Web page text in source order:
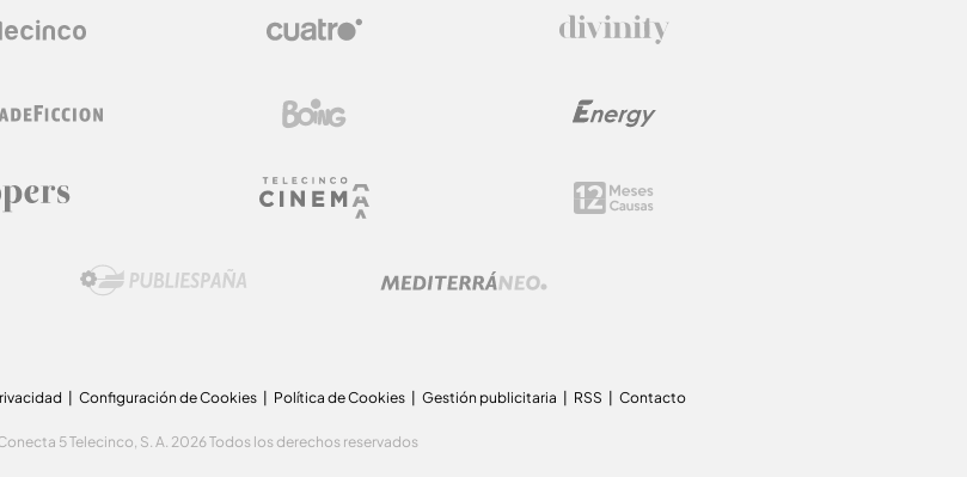
Configuración de Cookies Política de Cookies Gestión publicitaria RSS Contacto
5 Telecinco, S. A. 2026 Todos los derechos reservados